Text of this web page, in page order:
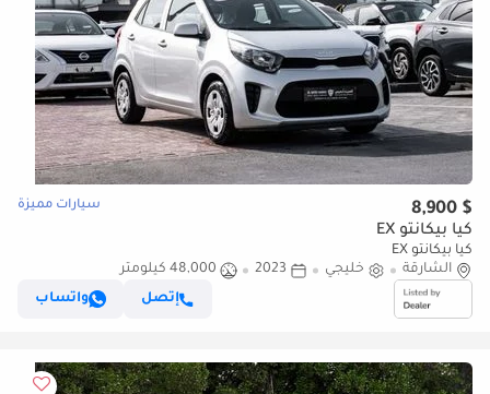
$ 8,900 سيارات مميزة
كيا بيكانتو EX
كيا بيكانتو EX
الشارقة
خليجي 2023
48,000 كيلومتر
إتصل
واتساب